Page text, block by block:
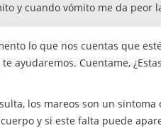
y cuando vómito me da peor
lo que nos cuentas que
ayudaremos. Cuentame,
los mareos son un sintoma
y si este falta puede